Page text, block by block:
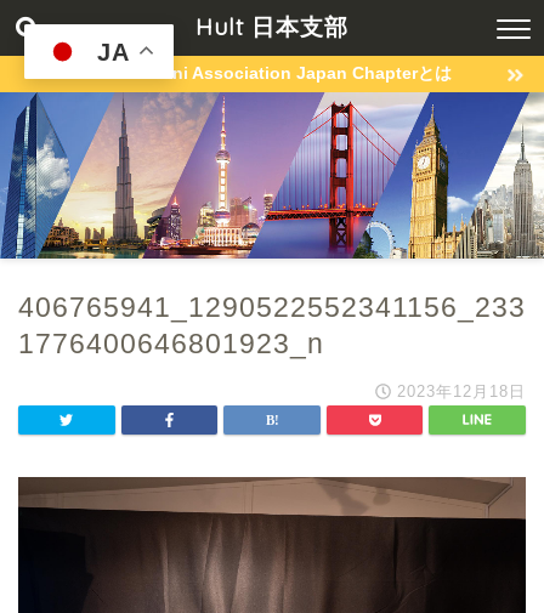
Hult 日本支部
Hult Alumni Association Japan Chapterとは
406765941_1290522552341156_233
1776400646801923_n
2023年12月18日
JA